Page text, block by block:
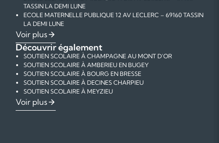
TASSIN LA DEMI LUNE
ECOLE MATERNELLE PUBLIQUE 12 AV LECLERC – 69160 TASSIN
LA DEMI LUNE
ECOLE PRIMAIRE PRIVEE 59 AV DE LA REPUBLIQUE – 69160
TASSIN LA DEMI LUNE
ECOLE PRIMAIRE PRIVEE 13 AV DE LA REPUBLIQUE – 69160
TASSIN LA DEMI LUNE
ECOLE PRIMAIRE PRIVEE 7 RUE LIEUTENANT AUDRAS – 69160
TASSIN LA DEMI LUNE
ECOLE PRIMAIRE PRIVEE 62 AV DU 8 MAI 1945 – 69160 TASSIN
LA DEMI LUNE
ECOLE PRIMAIRE PRIVEE 18 CHEM DE LA CHENAIE – 69160
TASSIN LA DEMI LUNE
Voir plus
Découvrir également
SOUTIEN SCOLAIRE À CHAMPAGNE AU MONT D'OR
SOUTIEN SCOLAIRE À AMBERIEU EN BUGEY
SOUTIEN SCOLAIRE À BOURG EN BRESSE
SOUTIEN SCOLAIRE À DECINES CHARPIEU
SOUTIEN SCOLAIRE À MEYZIEU
SOUTIEN SCOLAIRE À ECULLY
SOUTIEN SCOLAIRE À STE FOY LES LYON
COURS PARTICULIERS DE MATHÉMATIQUES À TASSIN LA DEMI
LUNE
Voir plus